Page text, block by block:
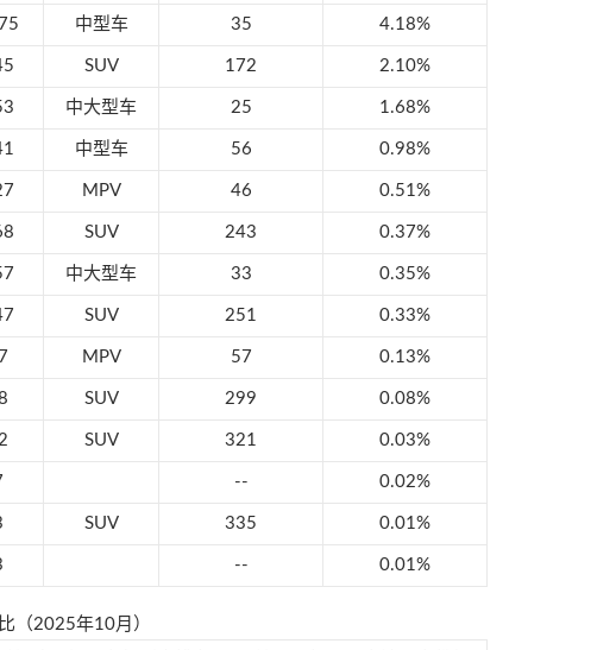
中型车 35 4.18%
SUV 172 2.10%
中大型车 25 1.68%
中型车 56 0.98%
MPV 46 0.51%
SUV 243 0.37%
中大型车 33 0.35%
SUV 251 0.33%
MPV 57 0.13%
SUV 299 0.08%
SUV 321 0.03%
-- 0.02%
SUV 335 0.01%
-- 0.01%
（2025年10月）